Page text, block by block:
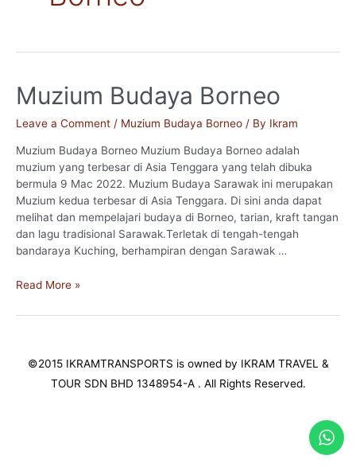
Muzium Budaya Borneo
Leave a Comment / Muzium Budaya Borneo / By Ikram
Muzium Budaya Borneo Muzium Budaya Borneo adalah
muzium yang terbesar di Asia Tenggara yang telah dibuka
bermula 9 Mac 2022. Muzium Budaya Sarawak ini merupakan
Muzium kedua terbesar di Asia Tenggara. Di sini anda dapat
melihat dan mempelajari budaya di Borneo, tarian, kraft tangan
dan lagu tradisional Sarawak.Terletak di tengah-tengah
bandaraya Kuching, berhampiran dengan Sarawak …
Muzium
Borneo
Read More »
©2015 IKRAMTRANSPORTS is owned by IKRAM TRAVEL &
TOUR SDN BHD 1348954-A . All Rights Reserved.